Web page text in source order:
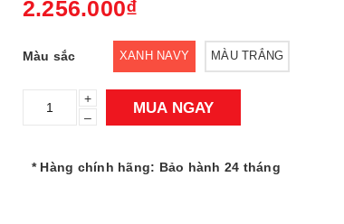
2.256.000₫
Màu sắc XANH NAVY MÀU TRẮNG
+
–
MUA NGAY
* Hàng chính hãng: Bảo hành 24 tháng